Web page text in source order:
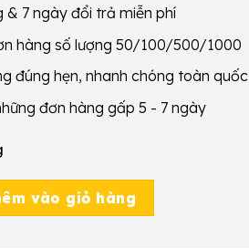
& 7 ngày đổi trả miễn phí
hàng số lượng 50/100/500/1000
đúng hẹn, nhanh chóng toàn quốc
đơn hàng gấp 5 - 7 ngày
số lượng
vào giỏ hàng